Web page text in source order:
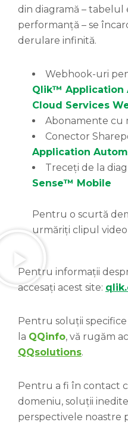
din diagramă –
performanță – se
derulare infinită.
Webhook-uri
Qlik™ Application
Cloud Services
Abonamente cu
Conector
Application
Treceți de la
Sense™ Mobile
Pentru o scurtă
urmăriți clipul video
Pentru informații
accesați acest site:
Pentru soluții specifice
la QQinfo, vă rugăm
QQsolutions.
Pentru a fi în contact
domeniu, soluții
perspectivele noastre